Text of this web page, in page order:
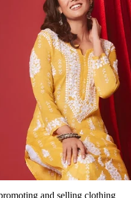
and selling clothing